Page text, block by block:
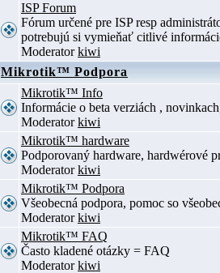
ISP Forum
Fórum určené pre ISP resp
potrebujú si vymieňať citlivé
Moderatorkiwi
Mikrotik™ Podpora
Mikrotik™ Info
Informácie o beta verziách ,
Moderatorkiwi
Mikrotik™ hardware
Podporovaný hardware, hardwérové
Moderatorkiwi
Mikrotik™ Podpora
Všeobecná podpora, pomoc so
Moderatorkiwi
Mikrotik™ FAQ
Často kladené otázky = FAQ
Moderatorkiwi